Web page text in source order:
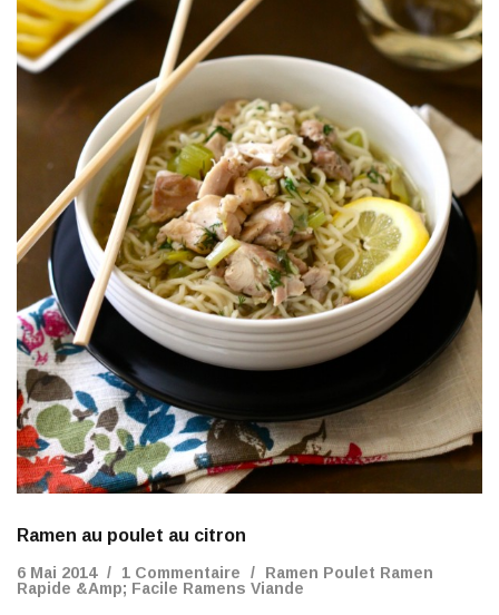
Ramen au poulet au citron
6 Mai 2014 1 Commentaire Ramen Poulet Ramen
Rapide &amp; Facile Ramens Viande